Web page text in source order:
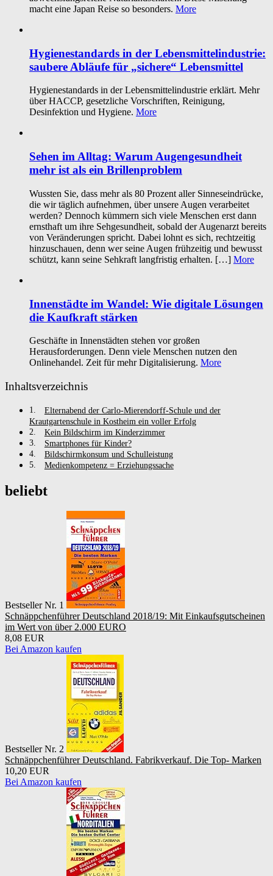
macht eine Japan Reise so besonders. More
Hygienestandards in der Lebensmittelindustrie:
saubere Abläufe für „sichere“ Lebensmittel
Hygienestandards in der Lebensmittelindustrie erklärt. Mehr
über HACCP, gesetzliche Vorschriften, Reinigung,
Desinfektion und Hygiene. More
Sehen im Alltag: Warum Augengesundheit
mehr ist als ein Brillenproblem
Wussten Sie, dass mehr als 80 Prozent aller Sinneseindrücke,
die wir täglich aufnehmen, über unsere Augen verarbeitet
werden? Dennoch kümmern sich viele Menschen erst dann
ernsthaft um ihre Sehgesundheit, sobald der Augenarzt bereits
von Veränderungen spricht. Dabei lohnt es sich, rechtzeitig
hinzuschauen, denn wer seine Augen frühzeitig und bewusst
schützt, kann seine Sehkraft langfristig erhalten. […] More
Innenstädte im Wandel: Wie digitale Lösungen
die Kaufkraft stärken
Geschäfte in Innenstädten stehen vor großen
Herausforderungen. Denn viele Menschen nutzen den
Onlinehandel. Zeit für mehr Digitalisierung. More
Inhaltsverzeichnis
Elternabend der Carlo-Mierendorff-Schule und der
Krautgartenschule in Kostheim ein voller Erfolg
Kein Bildschirm im Kinderzimmer
Smartphones für Kinder?
Bildschirmkonsum und Schulleistung
Medienkompetenz = Erziehungssache
beliebt
Bestseller Nr. 1
Schnäppchenführer Deutschland 2018/19: Mit Einkaufsgutscheinen
im Wert von über 2.000 EURO
8,08 EUR
Bei Amazon kaufen
Bestseller Nr. 2
Schnäppchenführer Deutschland. Fabrikverkauf. Die Top- Marken
10,20 EUR
Bei Amazon kaufen